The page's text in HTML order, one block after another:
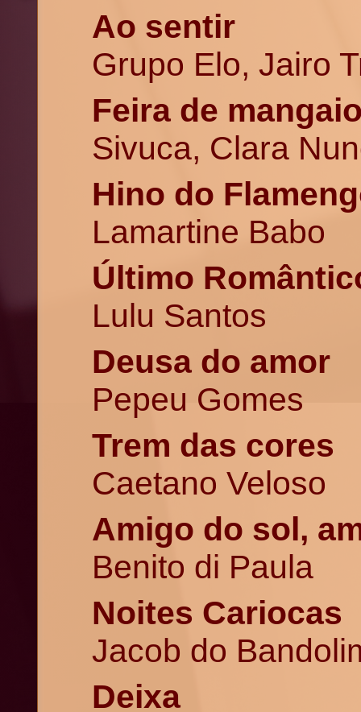
Ao sentir
Grupo Elo, Jairo
Feira de
Sivuca, Clara
Hino do
Lamartine Babo
Último
Lulu Santos
Deusa do amor
Pepeu Gomes
Trem das cores
Caetano Veloso
Amigo do sol,
Benito di Paula
Noites Cariocas
Jacob do
Deixa